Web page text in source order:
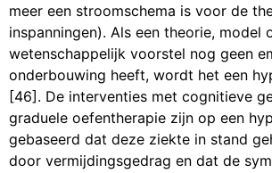
meer een stroomschema is voor de
inspanningen). Als een theorie, model
wetenschappelijk voorstel nog geen
onderbouwing heeft, wordt het een
[46]. De interventies met cognitieve
graduele oefentherapie zijn op een
gebaseerd dat deze ziekte in stand
door vermijdingsgedrag en dat de